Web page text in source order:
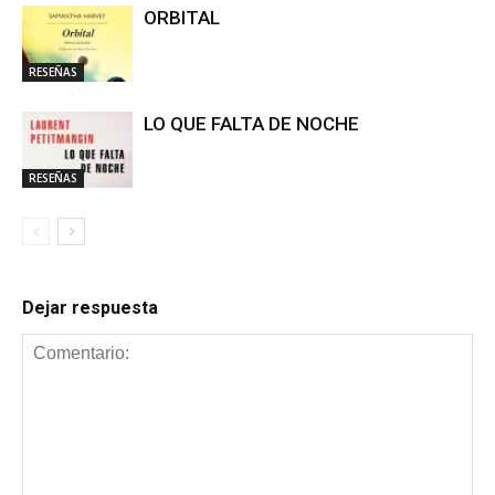
RESEÑAS
ORBITAL
RESEÑAS
LO QUE FALTA DE NOCHE
Dejar respuesta